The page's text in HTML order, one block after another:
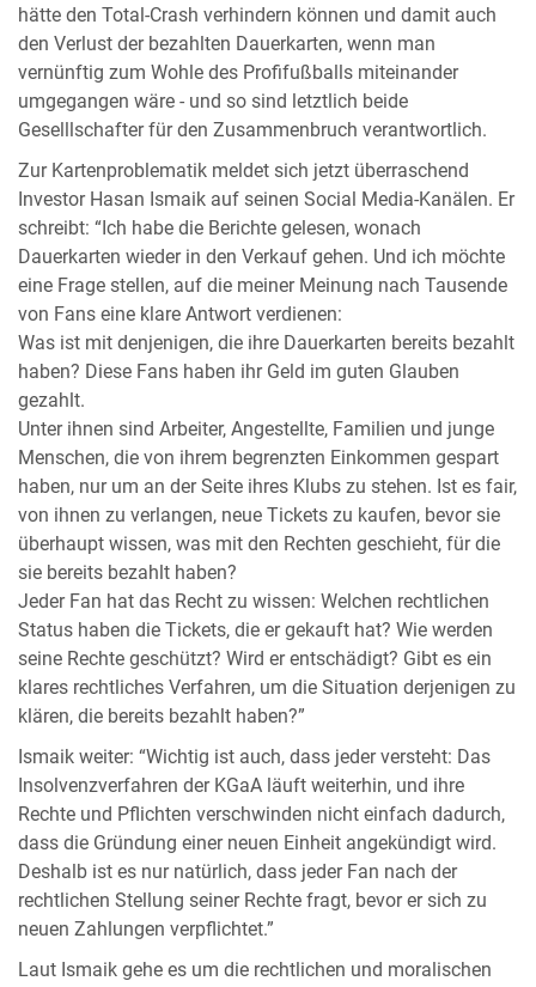
hätte den Total-Crash verhindern können und damit auch
den Verlust der bezahlten Dauerkarten, wenn man
vernünftig zum Wohle des Profifußballs miteinander
umgegangen wäre - und so sind letztlich beide
Geselllschafter für den Zusammenbruch verantwortlich.
Zur Kartenproblematik meldet sich jetzt überraschend
Investor Hasan Ismaik auf seinen Social Media-Kanälen. Er
schreibt: “Ich habe die Berichte gelesen, wonach
Dauerkarten wieder in den Verkauf gehen. Und ich möchte
eine Frage stellen, auf die meiner Meinung nach Tausende
von Fans eine klare Antwort verdienen:
Was ist mit denjenigen, die ihre Dauerkarten bereits bezahlt
haben? Diese Fans haben ihr Geld im guten Glauben
gezahlt.
Unter ihnen sind Arbeiter, Angestellte, Familien und junge
Menschen, die von ihrem begrenzten Einkommen gespart
haben, nur um an der Seite ihres Klubs zu stehen. Ist es fair,
von ihnen zu verlangen, neue Tickets zu kaufen, bevor sie
überhaupt wissen, was mit den Rechten geschieht, für die
sie bereits bezahlt haben?
Jeder Fan hat das Recht zu wissen: Welchen rechtlichen
Status haben die Tickets, die er gekauft hat? Wie werden
seine Rechte geschützt? Wird er entschädigt? Gibt es ein
klares rechtliches Verfahren, um die Situation derjenigen zu
klären, die bereits bezahlt haben?”
Ismaik weiter: “Wichtig ist auch, dass jeder versteht: Das
Insolvenzverfahren der KGaA läuft weiterhin, und ihre
Rechte und Pflichten verschwinden nicht einfach dadurch,
dass die Gründung einer neuen Einheit angekündigt wird.
Deshalb ist es nur natürlich, dass jeder Fan nach der
rechtlichen Stellung seiner Rechte fragt, bevor er sich zu
neuen Zahlungen verpflichtet.”
Laut Ismaik gehe es um die rechtlichen und moralischen